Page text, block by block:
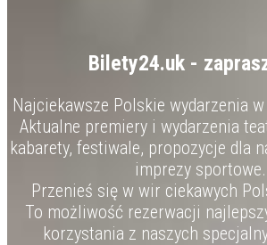
Bilety24.uk -
Najciekawsze Polskie wydarzenia
Aktualne premiery i wydarzenia
kabarety, festiwale, propozycje dla
imprezy sportowe.
Przenieś się w wir ciekawych
To możliwość rezerwacji
korzystania z naszych